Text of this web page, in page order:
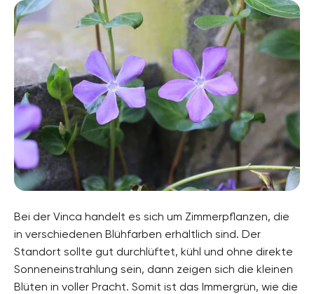
Bei der Vinca handelt es sich um Zimmerpflanzen, die
in verschiedenen Blühfarben erhältlich sind. Der
Standort sollte gut durchlüftet, kühl und ohne direkte
Sonneneinstrahlung sein, dann zeigen sich die kleinen
Blüten in voller Pracht. Somit ist das Immergrün, wie die